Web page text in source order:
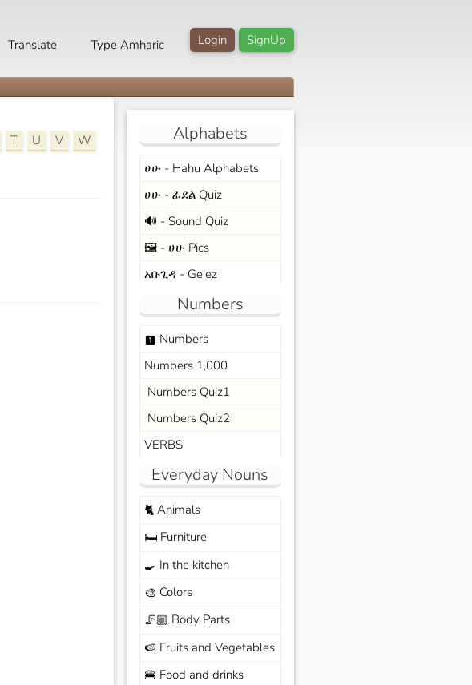
SignUp
Login
Translate Type Amharic
T U V
W
Alphabets
ሀሁ - Hahu Alphabets
ሀሁ - ፊደል Quiz
🔊 - Sound Quiz
🖼️ - ሀሁ Pics
አቡጊዳ - Ge'ez
Numbers
looks_one Numbers
Numbers 1,000
Numbers Quiz1
Numbers Quiz2
VERBS
Everyday Nouns
🐈Animals
🛏️Furniture
🍳 In the kitchen
🎨 Colors
🦵🏼 Body Parts
🍉 Fruits and Vegetables
🍔 Food and drinks